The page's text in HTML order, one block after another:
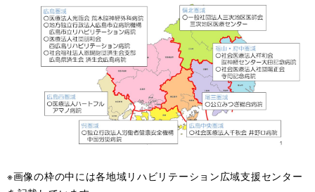
※画像の枠の中には各地域リハビリテーション広域支援センター